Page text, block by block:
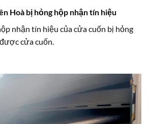
Hoà bị hỏng hộp nhận tín hiệu
nhận tín hiệu của cửa cuốn bị hỏng
cửa cuốn.